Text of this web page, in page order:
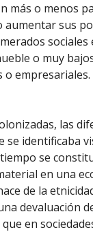
más o menos
sus
sociales
o muy
las
se identificaba
se
en una
de la
devaluación
en